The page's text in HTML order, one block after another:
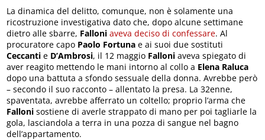
La dinamica del delitto, comunque, non è solamente una
ricostruzione investigativa dato che, dopo alcune settimane
dietro alle sbarre, Falloni aveva deciso di confessare. Al
procuratore capo Paolo Fortuna e ai suoi due sostituti
Ceccanti e D’Ambrosi, il 12 maggio Falloni aveva spiegato di
aver reagito mettendo le mani intorno al collo a Elena Raluca
dopo una battuta a sfondo sessuale della donna. Avrebbe però
– secondo il suo racconto – allentato la presa. La 32enne,
spaventata, avrebbe afferrato un coltello; proprio l’arma che
Falloni sostiene di averle strappato di mano per poi tagliarle la
gola, lasciandola a terra in una pozza di sangue nel bagno
dell’appartamento.